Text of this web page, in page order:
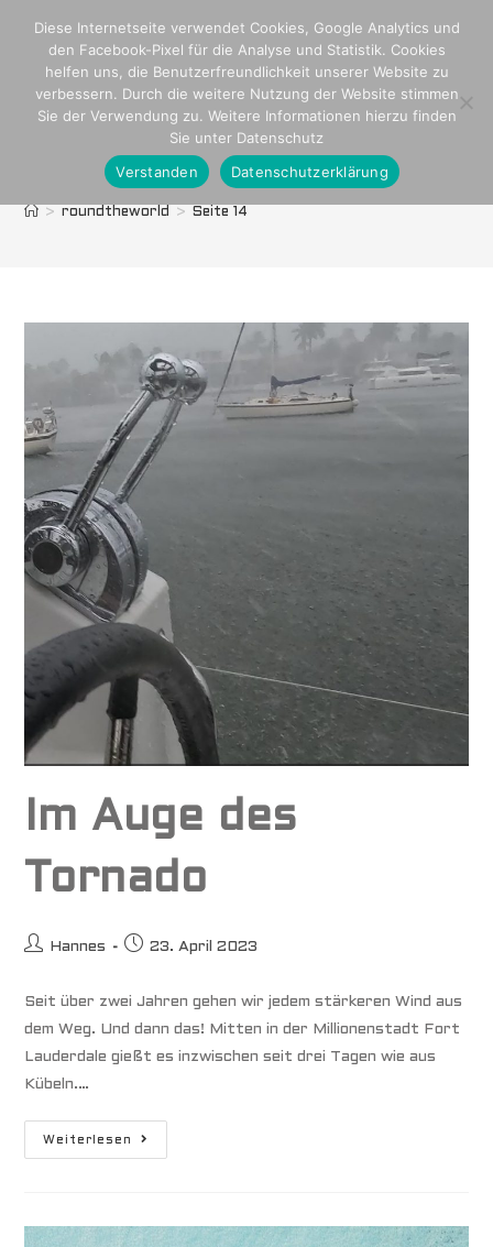
springen
roundtheworld
> roundtheworld > Seite 14
Im Auge des
Tornado
Beitrags-
Hannes
Beitrag
23. April 2023
Seit über zwei Jahren gehen wir jedem stärkeren Wind aus
dem Weg. Und dann das! Mitten in der Millionenstadt Fort
Lauderdale gießt es inzwischen seit drei Tagen wie aus
Kübeln.…
Weiterlesen
Im
Diese Internetseite verwendet Cookies, Google Analytics und
den Facebook-Pixel für die Analyse und Statistik. Cookies
helfen uns, die Benutzerfreundlichkeit unserer Website zu
verbessern. Durch die weitere Nutzung der Website stimmen
Sie der Verwendung zu. Weitere Informationen hierzu finden
Sie unter Datenschutz
Verstanden
Datenschutzerklärung